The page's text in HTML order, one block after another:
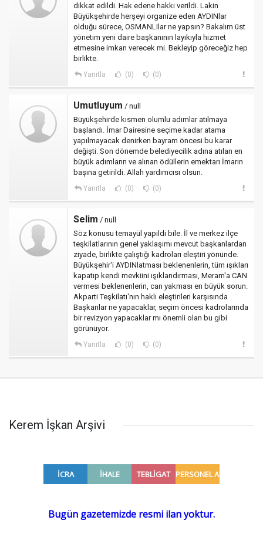
dikkat edildi. Hak edene hakkı verildi. Lakin
Büyükşehirde herşeyi organize eden AYDINlar
olduğu sürece, OSMANLIlar ne yapsın? Bakalım üst
yönetim yeni daire başkanının layıkıyla hizmet
etmesine imkan verecek mi. Bekleyip göreceğiz hep
birlikte.
Yanıtla (0) (0)
Umutluyum / null
Büyükşehirde kısmen olumlu adımlar atılmaya
başlandı. İmar Dairesine seçime kadar atama
yapılmayacak denirken bayram öncesi bu karar
değişti. Son dönemde belediyecilik adına atılan en
büyük adımların ve alınan ödüllerin emektarı İmarın
başına getirildi. Allah yardımcısı olsun.
Yanıtla (0) (0)
Selim / null
Söz konusu temayül yapıldı bile. İl ve merkez ilçe
teşkilatlarının genel yaklaşımı mevcut başkanlardan
ziyade, birlikte çalıştığı kadroları eleştiri yönünde.
Büyükşehir'i AYDINlatması beklenenlerin, tüm ışıkları
kapatıp kendi mevkiini ışıklandırması, Meram'a CAN
vermesi beklenenlerin, can yakması en büyük sorun.
Akparti Teşkilatı'nın haklı eleştirileri karşısında
Başkanlar ne yapacaklar, seçim öncesi kadrolarında
bir revizyon yapacaklar mı önemli olan bu gibi
görünüyor.
Yanıtla (0) (0)
Kerem İşkan Arşivi